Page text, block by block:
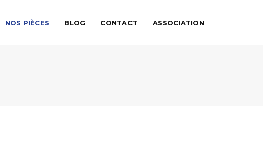
NOS PIÈCES BLOG CONTACT ASSOCIATION